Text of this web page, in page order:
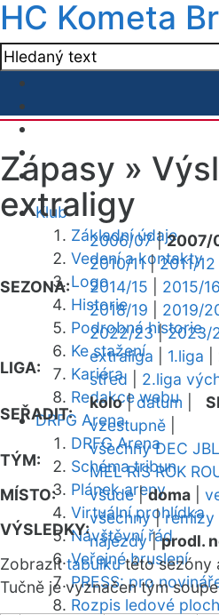
HC Kometa
Klub
Základní údaje
Vedení a kontakty
Logo
Historie
Podrobná historie
Ke stažení
Kariéra
Redakce webu
DRFG Arena
DRFG Arena
Schéma tribun
Plánek areny
Virtuální prohlídka
Návštěvní řád
Veřejné bruslení
PRESS: pro
Rozpis ledové
Zápasy »
extraligy
SEZONA:
2006/07|2007/
2010/11|2011/12
2014/15
2015/16
2018/19
2019/
2022/23|2023/
LIGA:
extraliga 1.liga
střed
2.liga
SEŘADIT:
kolo|datum
vzestupně
TÝM:
všechny DEC JBL
MEL RIS ROK
MÍSTO:
všude|doma
VÝSLEDKY:
všechny|remízy
nájezdy|prodl.
Zobrazittabulkutéto sezóny
Tučně je vyznačen tým